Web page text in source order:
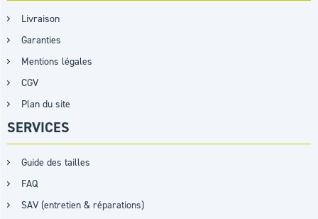
Livraison
Garanties
Mentions légales
CGV
Plan du site
SERVICES
Guide des tailles
FAQ
SAV (entretien & réparations)